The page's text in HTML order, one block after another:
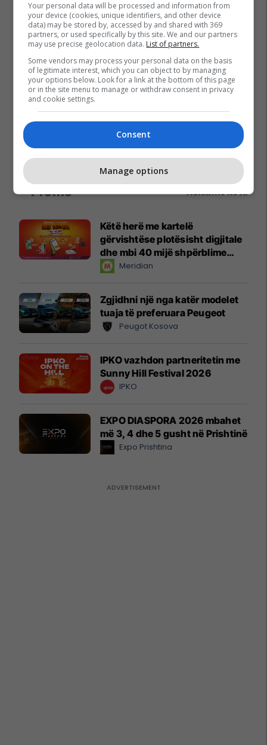
Promo Reklamo këtu
Këtë herë me kartelë
gërvishtëse plotësisht digjitale
dhe mbi 40 mijë shpërblime
instant!Meridian
Zgjidhni një nga katër modelet
tuaja të preferuara Peugeot
Peugot Kosova
IPKO vazhdon partneritetin me
Sunny Hill Festival 2026
IPKO
EXPO DIASPORA 2026 mbahet
më 3, 4 dhe 5 gusht në Prishtinë
Expo Prishtina
Your personal data will be processed and information from
your device (cookies, unique identifiers, and other device
data) may be stored by, accessed by and shared with 369
partners, or used specifically by this site. We and our partners
may use precise geolocation data. List of partners.
Some vendors may process your personal data on the basis
of legitimate interest, which you can object to by managing
your options below. Look for a link at the bottom of this page
or in the site menu to manage or withdraw consent in privacy
and cookie settings.
Consent
Manage options